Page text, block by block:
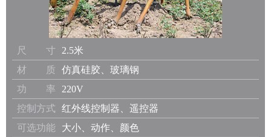
尺 寸
2.5米
材 质
仿真硅胶、玻璃钢
功 率
220V
控制方式
红外线控制器、遥控器
可选功能
大小、动作、颜色